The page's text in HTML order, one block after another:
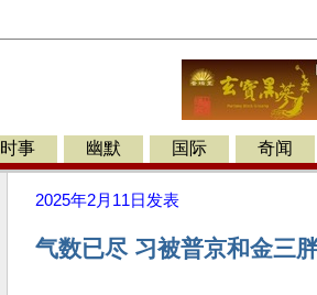
时事 幽默 国际 奇闻
2025年2月11日 发表
气数已尽 习被普京和金三